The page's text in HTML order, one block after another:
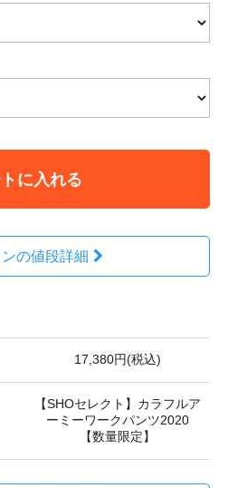
に入れる
の値段詳細
17,380円(税込)
【SHOセレクト】カラフルア
ーミーワークパンツ2020
【数量限定】